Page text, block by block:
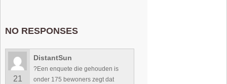
NO RESPONSES
21
DistantSun
?Een enquete die gehouden is
onder 175 bewoners zegt dat